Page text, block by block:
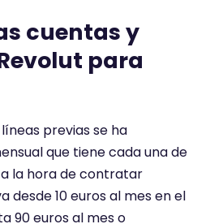
cuentas y
para
previas se ha
que tiene cada una de
la hora de contratar
desde 10 euros al mes en el
90 euros al mes o